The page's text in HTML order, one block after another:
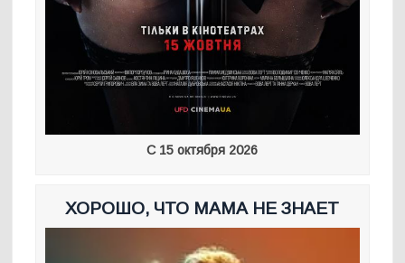
С 15 октября 2026
ХОРОШО, ЧТО МАМА НЕ ЗНАЕТ